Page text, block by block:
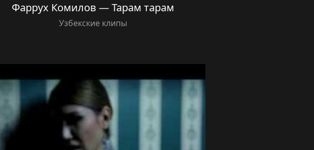
Фаррух Комилов — Тарам тарам
Узбекские клипы